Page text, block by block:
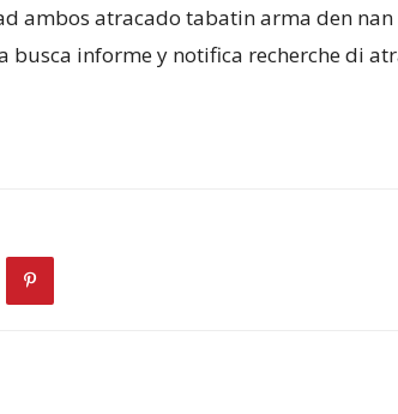
ambos atracado tabatin arma den nan
busca informe y notifica recherche di